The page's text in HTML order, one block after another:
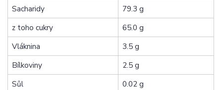
Sacharidy
79.3 g
z toho cukry
65.0 g
Vláknina
3.5 g
Bílkoviny
2.5 g
Sůl
0.02 g